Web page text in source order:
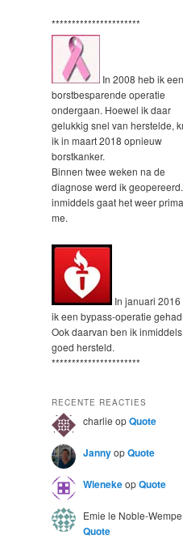
**********************
In 2008 heb ik een
borstbesparende operatie
ondergaan. Hoewel ik daar
gelukkig snel van herstelde,
ik in maart 2018 opnieuw
borstkanker.
Binnen twee weken na de
diagnose werd ik
inmiddels gaat het weer
me.
In januari
ik een bypass-operatie gehad.
Ook daarvan ben ik inmiddels
goed hersteld.
**********************
RECENTE REACTIES
charlie opQuote
JannyopQuote
WienekeopQuote
Emie le Noble-Wempe
Quote